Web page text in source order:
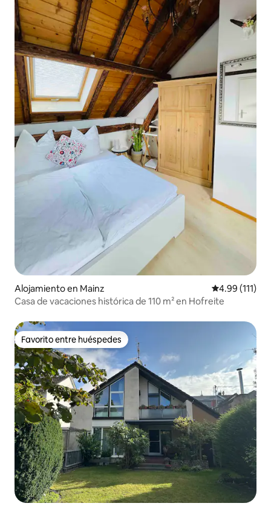
Alojamiento en Mainz Calificación
4.99 (111)
Casa de vacaciones histórica de 110 m² en Hofreite
Favorito entre huéspedes
Favorito entre huéspedes